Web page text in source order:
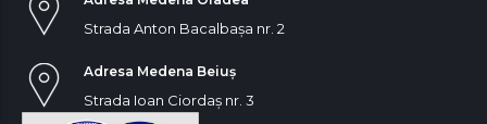
Strada Anton Bacalbașa nr. 2
Adresa Medena Beiuș
Strada Ioan Ciordaș nr. 3